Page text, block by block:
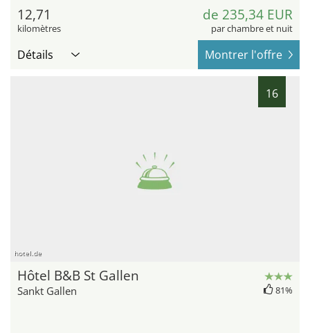
12,71
kilomètres
de 235,34 EUR
par chambre et nuit
Détails Montrer l'offre
16
hotel.de
Hôtel B&B St Gallen
Sankt Gallen 81%